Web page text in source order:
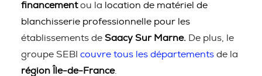
financementou la location de matériel de
blanchisserie professionnelle pour les
établissements de Saacy Sur Marne. De plus, le
groupe SEBI couvre tous les départements de la
région Île-de-France.